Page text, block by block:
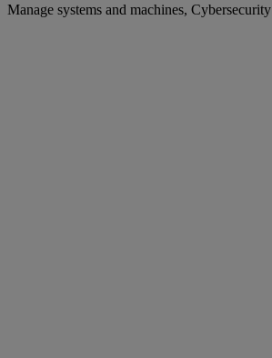
Manage systems and machines, Cybersecurity